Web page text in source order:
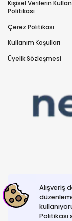
Alışveriş
Politikası
Kişisel Verilerin
Politikası
Çerez Politikası
Kullanım Koşulları
Üyelik Sözleşmesi